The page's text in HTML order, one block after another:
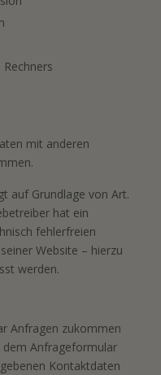
mit anderen
auf Grundlage von Art.
hat ein
fehlerfreien
Website – hierzu
werden.
Anfragen zukommen
dem Anfrageformular
Kontaktdaten